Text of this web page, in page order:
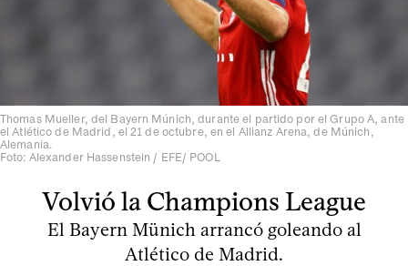
Thomas Mueller, del Bayern Múnich, durante el partido por el Grupo A, ante
el Atlético de Madrid, el 21 de octubre, en el Allianz Arena, de Múnich,
Alemania.
Foto: Alexander Hassenstein / EFE/ POOL
Volvió la Champions League
El Bayern Münich arrancó goleando al
Atlético de Madrid.